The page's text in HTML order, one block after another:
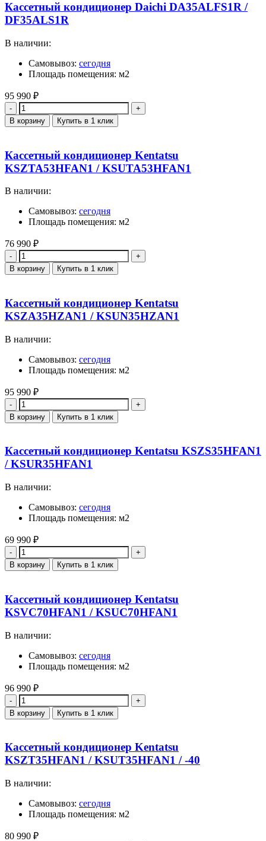
Кассетный кондиционер Daichi DA35ALFS1R /
DF35ALS1R
В наличии:
Самовывоз: сегодня
Площадь помещения: м2
95 990 ₽
Количество
В корзину Купить в 1 клик
Кассетный кондиционер Kentatsu
KSZTA53HFAN1 / KSUTA53HFAN1
В наличии:
Самовывоз: сегодня
Площадь помещения: м2
76 990 ₽
Количество
В корзину Купить в 1 клик
Кассетный кондиционер Kentatsu
KSZA35HZAN1 / KSUN35HZAN1
В наличии:
Самовывоз: сегодня
Площадь помещения: м2
95 990 ₽
Количество
В корзину Купить в 1 клик
Кассетный кондиционер Kentatsu KSZS35HFAN1
/ KSUR35HFAN1
В наличии:
Самовывоз: сегодня
Площадь помещения: м2
69 990 ₽
Количество
В корзину Купить в 1 клик
Кассетный кондиционер Kentatsu
KSVC70HFAN1 / KSUC70HFAN1
В наличии:
Самовывоз: сегодня
Площадь помещения: м2
96 990 ₽
Количество
В корзину Купить в 1 клик
Кассетный кондиционер Kentatsu
KSZT35HFAN1 / KSUT35HFAN1 / -40
В наличии:
Самовывоз: сегодня
Площадь помещения: м2
80 990 ₽